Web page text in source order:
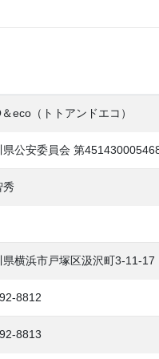
eco（トトアンドエコ）
県公安委員会 第
秀
県横浜市戸塚区汲沢町3-11-17
8812
8813